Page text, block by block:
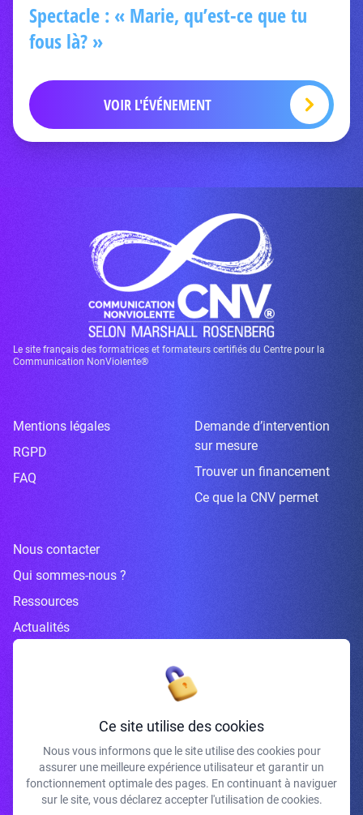
Spectacle : « Marie, qu’est-ce que tu
fous là? »
VOIR L'ÉVÉNEMENT
Le site français des formatrices et formateurs certifiés du Centre pour la
Communication NonViolente®
Mentions légales
RGPD
FAQ
Demande d’intervention
sur mesure
Trouver un financement
Ce que la CNV permet
Nous contacter
Qui sommes-nous ?
Ressources
Actualités
Inscrivez-vous à la newsletter
J'accepte de recevoir vos e-mails et confirme avoir pris connaissance de
votre politique de confidentialité et mentions légales.
Ce site utilise des cookies
Nous vous informons que le site utilise des cookies pour
assurer une meilleure expérience utilisateur et garantir un
fonctionnement optimale des pages. En continuant à naviguer
sur le site, vous déclarez accepter l'utilisation de cookies.